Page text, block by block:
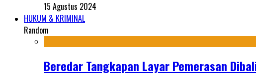
15 Agustus 2024
HUKUM & KRIMINAL
Random
Beredar Tangkapan Layar Pemerasan